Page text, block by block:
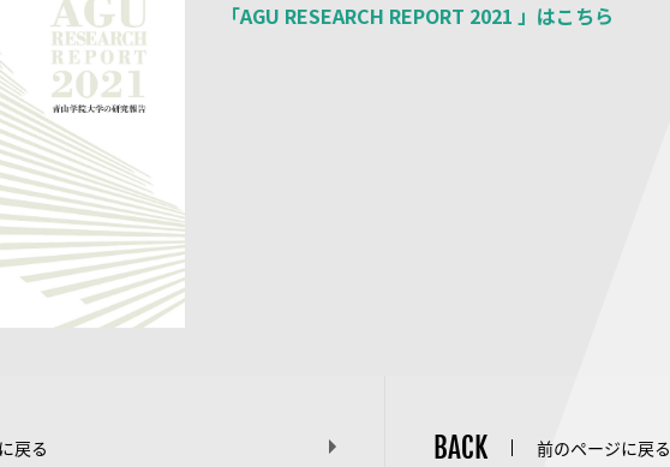
「AGU RESEARCH REPORT 2021 」はこちら
戻る BACK 前のページに戻る